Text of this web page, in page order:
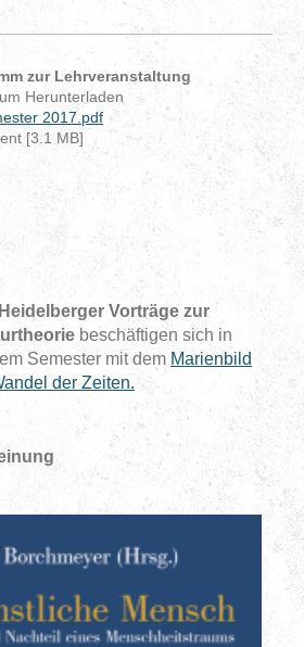
zur Lehrveranstaltung
Herunterladen
2017.pdf
[3.1 MB]
Heidelberger Vorträge zur
beschäftigen sich in
Semester mit dem Marienbild
der Zeiten.
ung